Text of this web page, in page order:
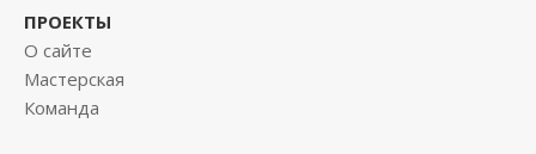
ПРОЕКТЫ
О сайте
Мастерская
Команда